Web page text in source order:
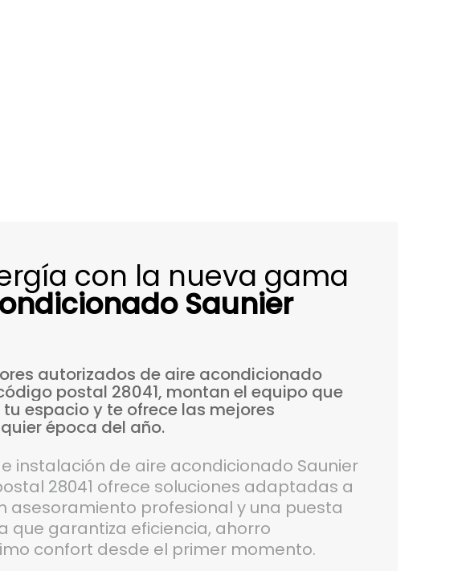
con la nueva gama
Saunier
autorizados de aire acondicionado
postal 28041, montan el equipo que
tu espacioy te ofrece las mejores
época del año.
instalación de aire acondicionado Saunier
28041 ofrece soluciones adaptadas a
asesoramiento profesional y una puesta
que garantiza eficiencia, ahorro
confort desde el primer momento.